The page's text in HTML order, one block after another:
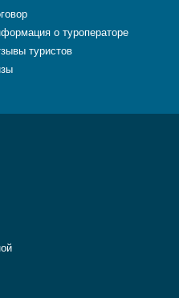
о туроператоре
туристов